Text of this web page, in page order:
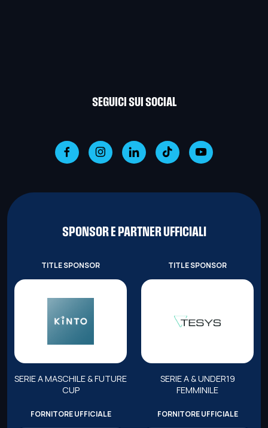
SEGUICI SUI SOCIAL
SPONSOR E PARTNER UFFICIALI
TITLE SPONSOR
SERIE A MASCHILE & FUTURE
CUP
TITLE SPONSOR
SERIE A & UNDER19
FEMMINILE
FORNITORE UFFICIALE FORNITORE UFFICIALE